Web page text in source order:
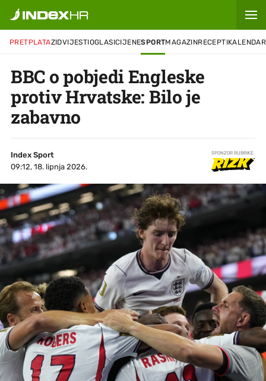
PRETPLATAZIDVIJESTIOGLASICIJENESPORTMAGAZINRECEPTIKALENDAR
BBC o pobjedi Engleske
protiv Hrvatske: Bilo je
zabavno
Index Sport
09:12, 18. lipnja 2026.
SPONZOR RUBRIKE